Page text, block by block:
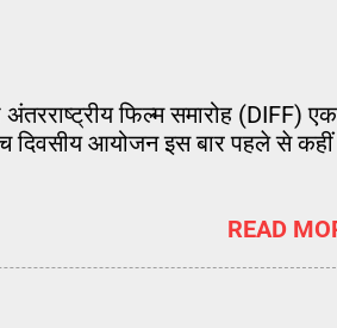
फिल्म समारोह (DIFF) एक
दिवसीय आयोजन इस बार पहले से कहीं
READ